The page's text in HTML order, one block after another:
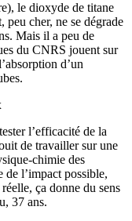
le dioxyde de titane
peu cher, ne se dégrade
Mais il a peu de
du CNRS jouent sur
d’un
l’efficacité de la
de travailler sur une
chimie des
de l’impact possible,
ça donne du sens
37 ans.